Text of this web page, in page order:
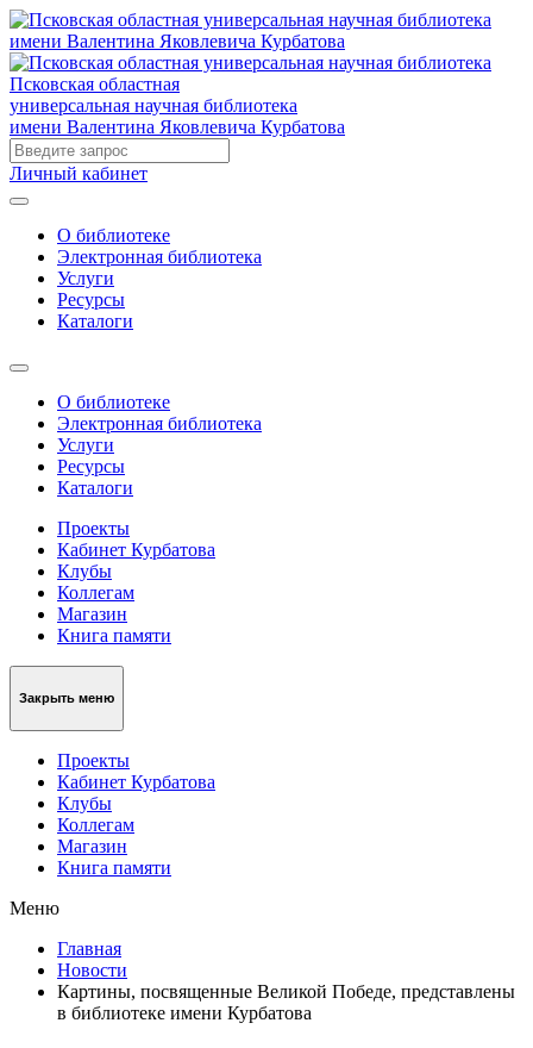
Псковская областная
универсальная научная библиотека
имени Валентина Яковлевича Курбатова
Личный кабинет
О библиотеке
Электронная библиотека
Услуги
Ресурсы
Каталоги
О библиотеке
Электронная библиотека
Услуги
Ресурсы
Каталоги
Проекты
Кабинет Курбатова
Клубы
Коллегам
Магазин
Книга памяти
Закрыть меню
Проекты
Кабинет Курбатова
Клубы
Коллегам
Магазин
Книга памяти
Меню
Главная
Новости
Картины, посвященные Великой Победе, представлены
в библиотеке имени Курбатова